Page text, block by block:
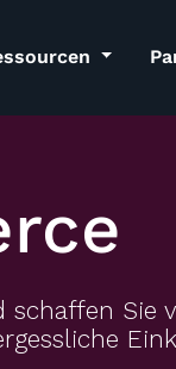
schaffen Sie